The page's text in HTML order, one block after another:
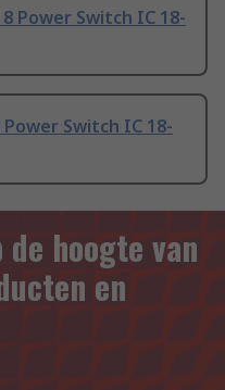
Power Switch IC 18-
Power Switch IC 18-
hoogte van
en